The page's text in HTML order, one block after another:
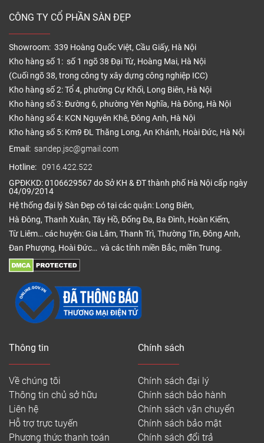
CÔNG TY CỔ PHẦN SÀN ĐẸP
Showroom: 339 Hoàng Quốc Việt, Cầu Giấy, Hà Nội
Kho hàng số 1: số 1 ngõ 38 Đại Từ, Hoàng Mai, Hà Nội
(Cuối ngõ 38, trong công ty xây dựng công nghiệp ICC)
Kho hàng số 2: Tổ 4, phường Cự Khối, Long Biên, Hà Nội
Kho hàng số 3: Đường 6, phường Yên Nghĩa, Hà Đông, Hà Nội
Kho hàng số 4: KCN Nguyên Khê, Đông Anh, Hà Nội
Kho hàng số 5: Km9 ĐL Thăng Long, An Khánh, Hoài Đức, Hà Nội
Email: sandep.jsc@gmail.com
Hotline: 0916.422.522
GPĐKKD: 0106629567 do Sở KH & ĐT thành phố Hà Nội cấp ngày
04/09/2014
Hệ thống đại lý Sàn Đẹp có tại các quận: Long Biên,
Hà Đông, Thanh Xuân, Tây Hồ, Đống Đa, Ba Đình, Hoàn Kiếm,
Từ Liêm… các huyện: Gia Lâm, Thanh Trì, Thường Tín, Đông Anh,
Đan Phượng, Hoài Đức… và các tỉnh miền Bắc, miền Trung.
Thông tin
Về chúng tôi
Thông tin chủ sở hữu
Liên hệ
Hỗ trợ trực tuyến
Phương thức thanh toán
Chính sách
Chính sách đại lý
Chính sách bảo hành
Chính sách vận chuyển
Chính sách bảo mật
Chính sách đổi trả